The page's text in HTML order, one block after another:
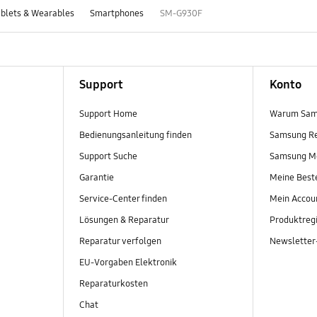
& Wearables Smartphones SM-G930F
Support
Support Home
Bedienungsanleitung finden
Support Suche
Garantie
Service-Center finden
Lösungen & Reparatur
Reparatur verfolgen
EU-Vorgaben Elektronik
Reparaturkosten
Chat
Konto
Warum
Samsung
Samsung
Meine
Mein